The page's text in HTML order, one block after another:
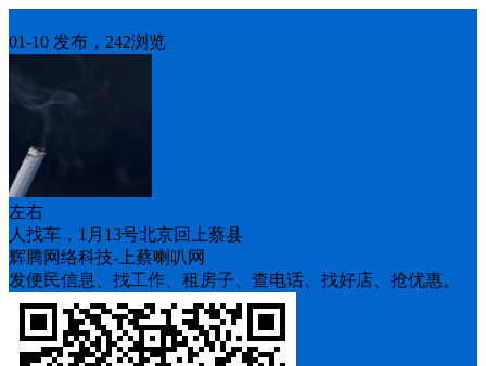
01-10 发布，242浏览
左右
人找车，1月13号北京回上蔡县
辉腾网络科技-上蔡喇叭网
发便民信息、找工作、租房子、查电话、找好店、抢优惠。